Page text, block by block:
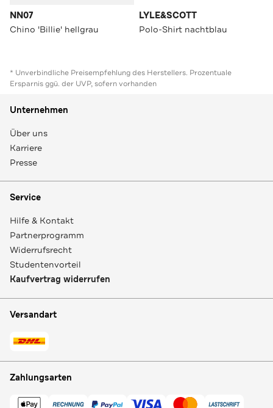
NN07
Chino 'Billie' hellgrau
LYLE&SCOTT
Polo-Shirt nachtblau
* Unverbindliche Preisempfehlung des Herstellers. Prozentuale
Ersparnis ggü. der UVP, sofern vorhanden
Unternehmen
Über uns
Karriere
Presse
Service
Hilfe & Kontakt
Partnerprogramm
Widerrufsrecht
Studentenvorteil
Kaufvertrag widerrufen
Versandart
Zahlungsarten